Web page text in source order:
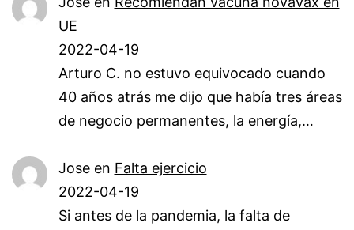
UE
2022-04-19
Arturo C. no estuvo equivocado cuando
40 años atrás me dijo que había tres áreas
de negocio permanentes, la energía,…
Joseen Falta ejercicio
2022-04-19
Si antes de la pandemia, la falta de